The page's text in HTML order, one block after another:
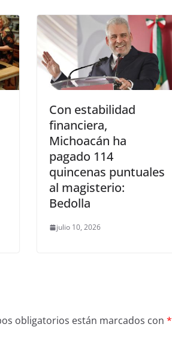
Con estabilidad
financiera,
Michoacán ha
pagado 114
quincenas puntuales
al magisterio:
Bedolla
julio 10, 2026
obligatorios están marcados con *